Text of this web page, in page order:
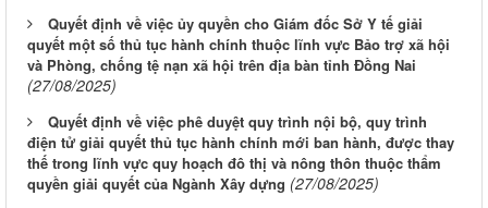
Quyết định về việc ủy quyền cho Giám đốc Sở Y tế giải
quyết một số thủ tục hành chính thuộc lĩnh vực Bảo trợ xã hội
và Phòng, chống tệ nạn xã hội trên địa bàn tỉnh Đồng Nai
(27/08/2025)
Quyết định về việc phê duyệt quy trình nội bộ, quy trình
điện tử giải quyết thủ tục hành chính mới ban hành, được thay
thế trong lĩnh vực quy hoạch đô thị và nông thôn thuộc thẩm
quyền giải quyết của Ngành Xây dựng (27/08/2025)